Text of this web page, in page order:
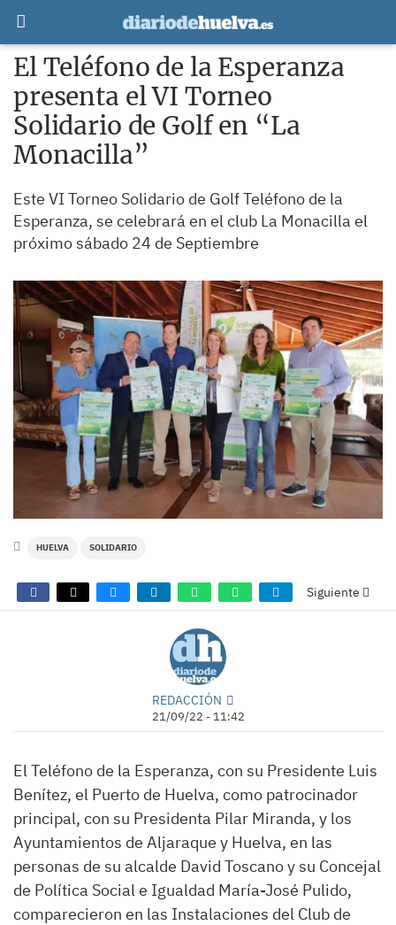
El Teléfono de la Esperanza
presenta el VI Torneo
Solidario de Golf en “La
Monacilla”
Este VI Torneo Solidario de Golf Teléfono de la
Esperanza, se celebrará en el club La Monacilla el
próximo sábado 24 de Septiembre
HUELVA SOLIDARIO
Siguiente
REDACCIÓN
21/09/22 - 11:42
El Teléfono de la Esperanza, con su Presidente Luis
Benítez, el Puerto de Huelva, como patrocinador
principal, con su Presidenta Pilar Miranda, y los
Ayuntamientos de Aljaraque y Huelva, en las
personas de su alcalde David Toscano y su Concejal
de Política Social e Igualdad María-José Pulido,
comparecieron en las Instalaciones del Club de